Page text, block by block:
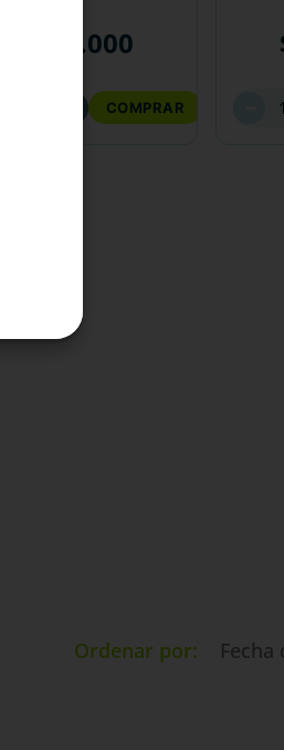
.000
COMPRAR
Ordenar por Fecha